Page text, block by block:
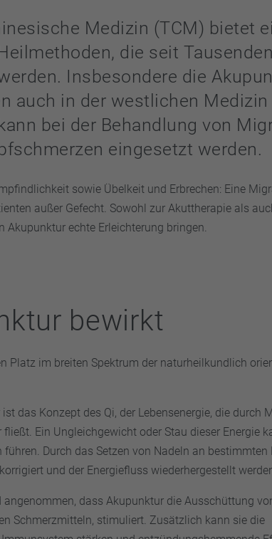
Medizin (TCM) bietet
die seit
Insbesondere die
auch in der westlichen Medizin
bei der Behandlung von
eingesetzt werden.
sowie Übelkeit und Erbrechen: Eine
außer Gefecht. Sowohl zur Akuttherapie als
Akupunktur echte Erleichterung bringen.
bewirkt
Platz im breiten Spektrum der naturheilkundlich
das Konzept des Qi, der Lebensenergie, die durch
Ein Ungleichgewicht oder Stau dieser Energie
Durch das Setzen von Nadeln an bestimmten
und der Energiefluss wiederhergestellt
dass Akupunktur die Ausschüttung
Schmerzmitteln, stimuliert. Zusätzlich kann sie die